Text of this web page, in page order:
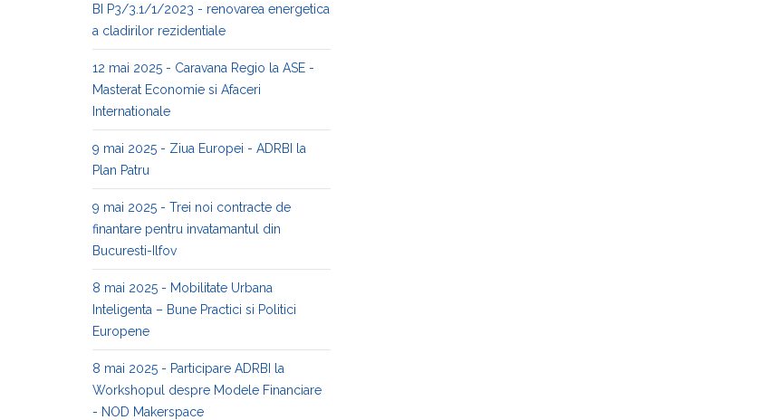
BI P3/3.1/1/2023 - renovarea energetica
a cladirilor rezidentiale
12 mai 2025 - Caravana Regio la ASE -
Masterat Economie si Afaceri
Internationale
9 mai 2025 - Ziua Europei - ADRBI la
Plan Patru
9 mai 2025 - Trei noi contracte de
finantare pentru invatamantul din
Bucuresti-Ilfov
8 mai 2025 - Mobilitate Urbana
Inteligenta – Bune Practici si Politici
Europene
8 mai 2025 - Participare ADRBI la
Workshopul despre Modele Financiare
- NOD Makerspace